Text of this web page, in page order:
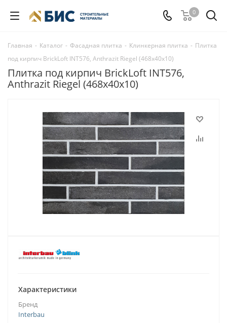
0
Главная - Каталог - Фасадная плитка - Клинкерная плитка - Плитка
под кирпич BrickLoft INT576, Anthrazit Riegel (468х40х10)
Плитка под кирпич BrickLoft INT576,
Anthrazit Riegel (468х40х10)
Характеристики
Бренд
Interbau